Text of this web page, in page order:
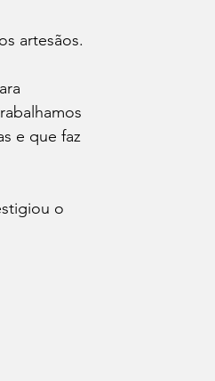
artesãos.
e que faz
o